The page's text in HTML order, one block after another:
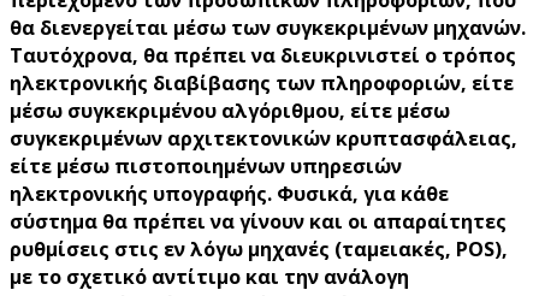
θα διενεργείται μέσω των συγκεκριμένων μηχανών.
Ταυτόχρονα, θα πρέπει να διευκρινιστεί ο τρόπος
ηλεκτρονικής διαβίβασης των πληροφοριών, είτε
μέσω συγκεκριμένου αλγόριθμου, είτε μέσω
συγκεκριμένων αρχιτεκτονικών κρυπτασφάλειας,
είτε μέσω πιστοποιημένων υπηρεσιών
ηλεκτρονικής υπογραφής. Φυσικά, για κάθε
σύστημα θα πρέπει να γίνουν και οι απαραίτητες
ρυθμίσεις στις εν λόγω μηχανές (ταμειακές, POS),
με το σχετικό αντίτιμο και την ανάλογη